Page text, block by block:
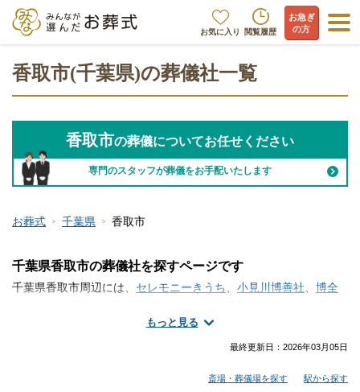
お気に入り 閲覧履歴
お急ぎ
の方
香取市(千葉県)の葬儀社一覧
香取市の葬儀についてお任せください
専門のスタッフが葬儀をお手配いたします
お葬式 千葉県 香取市
もっと見る
千葉県香取市の葬儀社を探すページです
千葉県香取市周辺には、 セレモニーきうち、 小見川博善社、 博全
社がございます。火葬のみ、一日葬、家族葬、一般的な葬儀な
ど、手厚く真心のこもったサービスが魅力の葬儀社から大規模な
ることが大切です。各葬儀社の特徴、おすすめの葬儀社などをご
最終更新日： 2026年03月05日
斎場・葬儀場を探す 駅から探す